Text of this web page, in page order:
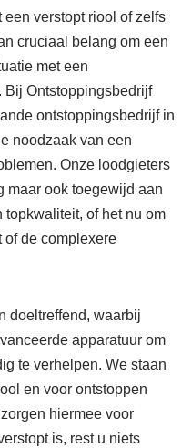
een verstopt riool of zelfs
cruciaal belang om een
met een
Bij Ontstoppingsbedrijf
ontstoppingsbedrijf in
noodzaak van een
Onze loodgieters
maar ook toegewijd aan
topkwaliteit, of het nu om
of de complexere
doeltreffend, waarbij
apparatuur om
te verhelpen. We staan
en voor ontstoppen
hiermee voor
is, rest u niets